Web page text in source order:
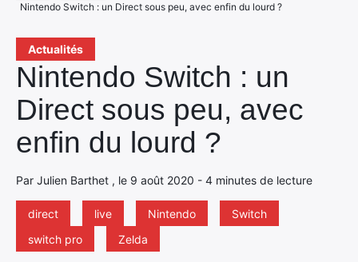
Actualités
Nintendo Switch : un
Direct sous peu, avec
enfin du lourd ?
Par Julien Barthet , le 9 août 2020 - 4 minutes de lecture
direct live Nintendo
Switch
switch pro
Zelda
Nintendo Switch : un Direct sous peu, avec enfin du lourd ?